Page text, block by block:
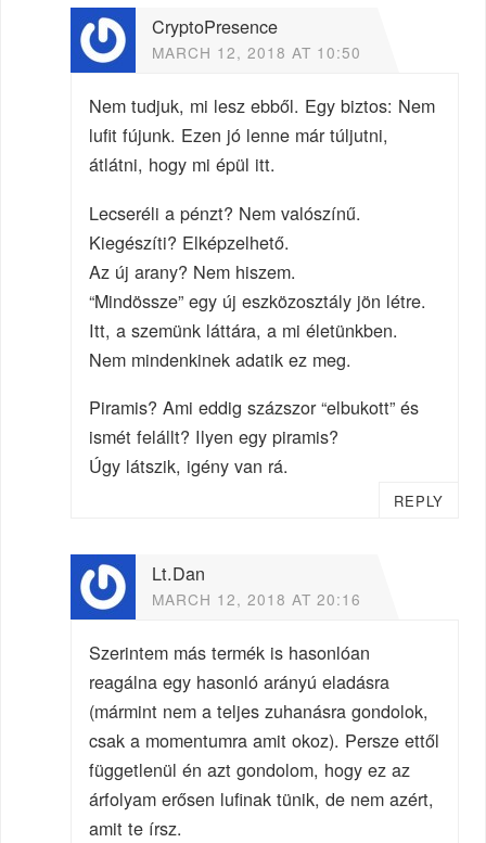
CryptoPresence
MARCH 12, 2018 AT 10:50
Nem tudjuk, mi lesz ebből. Egy biztos: Nem
lufit fújunk. Ezen jó lenne már túljutni,
átlátni, hogy mi épül itt.
Lecseréli a pénzt? Nem valószínű.
Kiegészíti? Elképzelhető.
Az új arany? Nem hiszem.
“Mindössze” egy új eszközosztály jön létre.
Itt, a szemünk láttára, a mi életünkben.
Nem mindenkinek adatik ez meg.
Piramis? Ami eddig százszor “elbukott” és
ismét felállt? Ilyen egy piramis?
Úgy látszik, igény van rá.
REPLY
Lt.Dan
MARCH 12, 2018 AT 20:16
Szerintem más termék is hasonlóan
reagálna egy hasonló arányú eladásra
(mármint nem a teljes zuhanásra gondolok,
csak a momentumra amit okoz). Persze ettől
függetlenül én azt gondolom, hogy ez az
árfolyam erősen lufinak tünik, de nem azért,
amit te írsz.